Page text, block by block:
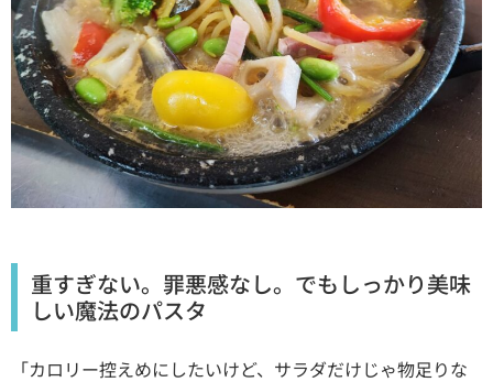
重すぎない。罪悪感なし。でもしっかり美味
しい魔法のパスタ
「カロリー控えめにしたいけど、サラダだけじゃ物足りな